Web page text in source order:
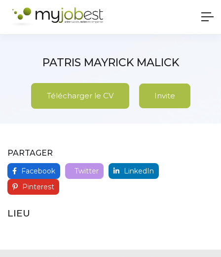
PATRIS MAYRICK MALICK
Télécharger le CV Invite
PARTAGER
Facebook Twitter
LinkedIn
Pinterest
LIEU